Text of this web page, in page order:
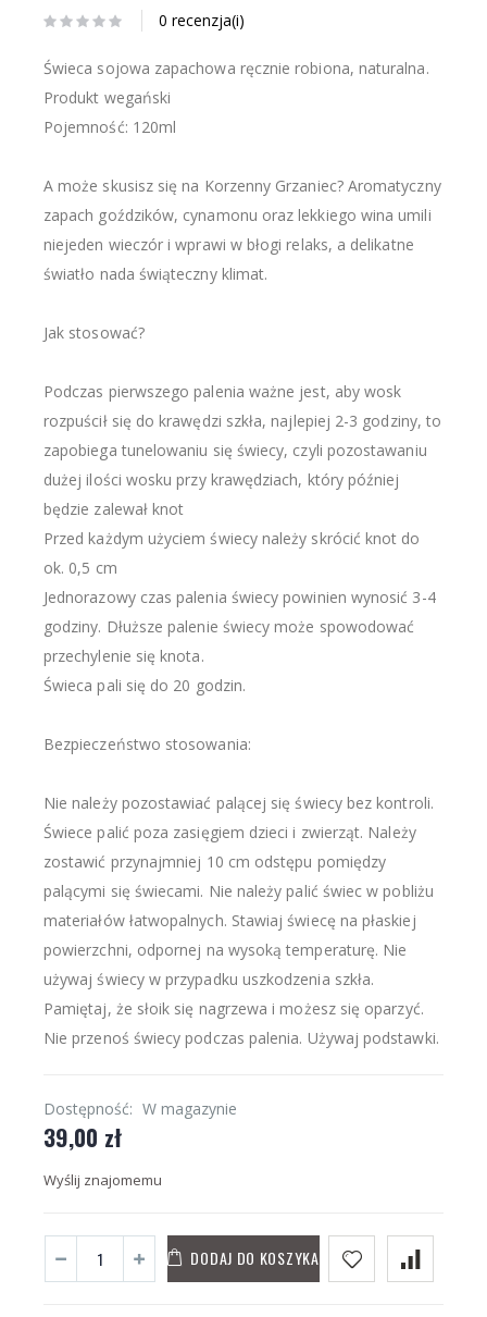
0 recenzja(i)
Świeca sojowa zapachowa ręcznie robiona, naturalna.
Produkt wegański
Pojemność: 120ml
A może skusisz się na Korzenny Grzaniec? Aromatyczny
zapach goździków, cynamonu oraz lekkiego wina umili
niejeden wieczór i wprawi w błogi relaks, a delikatne
światło nada świąteczny klimat.
Jak stosować?
Podczas pierwszego palenia ważne jest, aby wosk
rozpuścił się do krawędzi szkła, najlepiej 2-3 godziny, to
zapobiega tunelowaniu się świecy, czyli pozostawaniu
dużej ilości wosku przy krawędziach, który później
będzie zalewał knot
Przed każdym użyciem świecy należy skrócić knot do
ok. 0,5 cm
Jednorazowy czas palenia świecy powinien wynosić 3-4
godziny. Dłuższe palenie świecy może spowodować
przechylenie się knota.
Świeca pali się do 20 godzin.
Bezpieczeństwo stosowania:
Nie należy pozostawiać palącej się świecy bez kontroli.
Świece palić poza zasięgiem dzieci i zwierząt. Należy
zostawić przynajmniej 10 cm odstępu pomiędzy
palącymi się świecami. Nie należy palić świec w pobliżu
materiałów łatwopalnych. Stawiaj świecę na płaskiej
powierzchni, odpornej na wysoką temperaturę. Nie
używaj świecy w przypadku uszkodzenia szkła.
Pamiętaj, że słoik się nagrzewa i możesz się oparzyć.
Nie przenoś świecy podczas palenia. Używaj podstawki.
Dostępność: W magazynie
39,00 zł
Wyślij znajomemu
DODAJ DO KOSZYKA